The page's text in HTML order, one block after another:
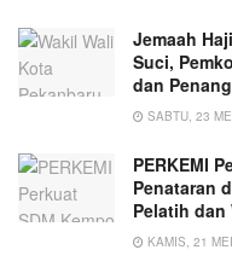
Jemaah
Suci,
dan
SABTU, 23
PERKEMI
Penataran
Pelatih
KAMIS, 21